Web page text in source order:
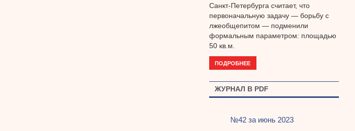
Санкт-Петербурга считает, что
первоначальную задачу — борьбу с
лжеобщепитом — подменили
формальным параметром: площадью
50 кв.м.
ПОДРОБНЕЕ
ЖУРНАЛ В PDF
№42 за июнь 2023